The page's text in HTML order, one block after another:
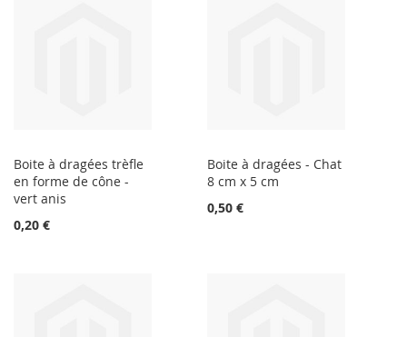
Boite à dragées trèfle
en forme de cône -
vert anis
0,20 €
Boite à dragées - Chat
8 cm x 5 cm
0,50 €